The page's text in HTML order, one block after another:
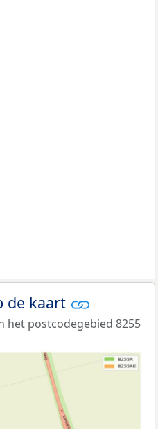
de kaart
het postcodegebied 8255